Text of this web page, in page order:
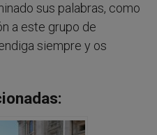
sus palabras, como
a este grupo de
siempre y os